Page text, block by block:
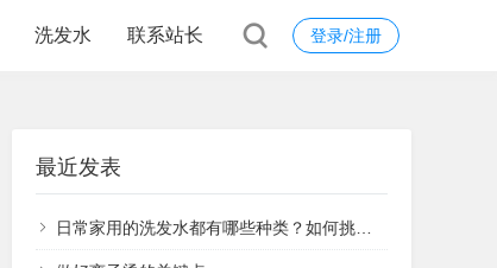
登录/注册
洗发水 联系站长
最近发表
日常家用的洗发水都有哪些种类？如何挑选正确的洗发水？